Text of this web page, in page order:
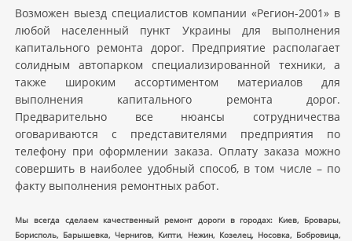
Возможен выезд специалистов компании «Регион-2001» в
любой населенный пункт Украины для выполнения
капитального ремонта дорог. Предприятие располагает
солидным автопарком специализированной техники, а
также широким ассортиментом материалов для
выполнения капитального ремонта дорог.
Предварительно все нюансы сотрудничества
оговариваются с представителями предприятия по
телефону при оформлении заказа. Оплату заказа можно
совершить в наиболее удобный способ, в том числе – по
факту выполнения ремонтных работ.
Мы всегда сделаем качественный ремонт дороги в городах: Киев, Бровары,
Борисполь, Барышевка, Чернигов, Кипти, Нежин, Козелец, Носовка, Бобровица,